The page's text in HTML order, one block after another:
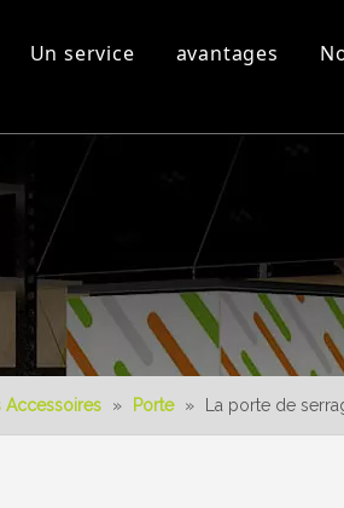
et
Un service avantages
Accessoires » Porte » La porte de